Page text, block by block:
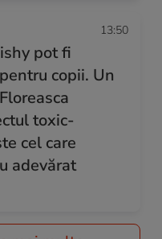
13:50
pot fi
copii. Un
toxic-
cel care
adevărat